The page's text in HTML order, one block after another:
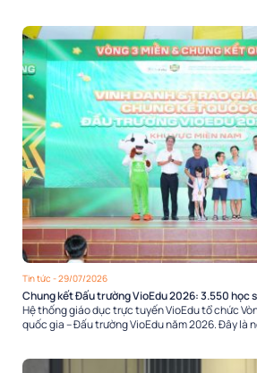
Tin tức - 29/07/2026
Chung kết Đấu trường VioEdu 2026: 3.550 học
Hệ thống giáo dục trực tuyến VioEdu tổ chức
quốc gia – Đấu trường VioEdu năm 2026. Đây là